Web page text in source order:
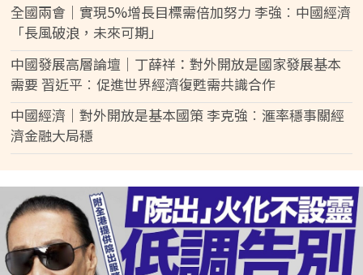
全國兩會｜實現5%增長目標需倍加努力 李強︰中國經濟
「長風破浪，未來可期」
中國發展高層論壇｜丁薛祥：對外開放是國家發展基本
需要 習近平︰促進世界經濟復甦需共識合作
中國經濟｜對外開放是基本國策 李克強︰滙率穩事關經
濟金融大局穩